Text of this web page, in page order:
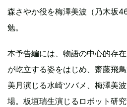
森さやか役を梅澤美波（乃木坂
勉。
本予告編には、物語の中心的存
が屹立する姿をはじめ、齋藤飛
美月演じる水崎ツバメ、梅澤美
場。板垣瑞生演じるロボット研